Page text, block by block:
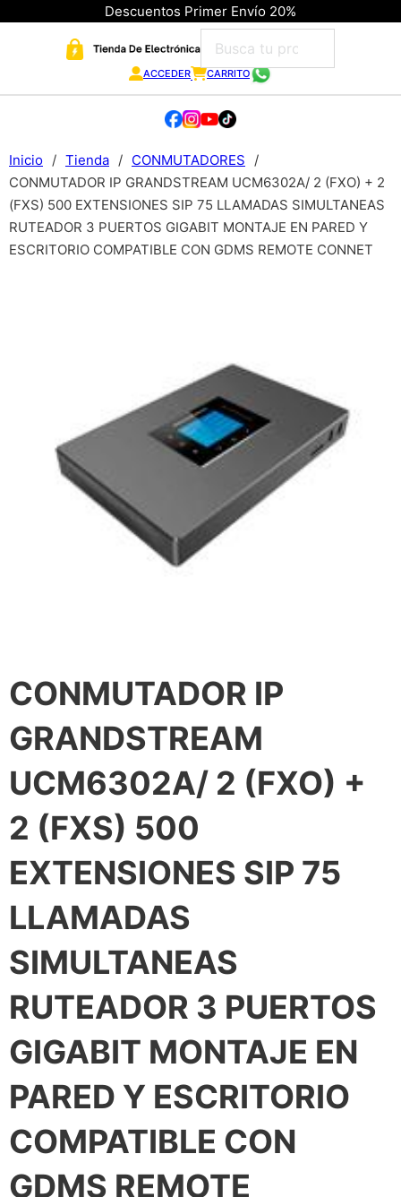
Descuentos Primer Envío 20%
ACCEDER CARRITO
Inicio / Tienda / CONMUTADORES
/
CONMUTADOR IP GRANDSTREAM UCM6302A/ 2 (FXO) + 2
(FXS) 500 EXTENSIONES SIP 75 LLAMADAS SIMULTANEAS
RUTEADOR 3 PUERTOS GIGABIT MONTAJE EN PARED Y
ESCRITORIO COMPATIBLE CON GDMS REMOTE CONNET
CONMUTADOR IP
GRANDSTREAM
UCM6302A/ 2 (FXO) +
2 (FXS) 500
EXTENSIONES SIP 75
LLAMADAS
SIMULTANEAS
RUTEADOR 3 PUERTOS
GIGABIT MONTAJE EN
PARED Y ESCRITORIO
COMPATIBLE CON
GDMS REMOTE